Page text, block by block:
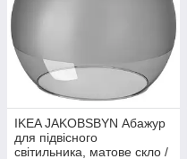
IKEA JAKOBSBYN Абажур
для підвісного
світильника, матове скло /